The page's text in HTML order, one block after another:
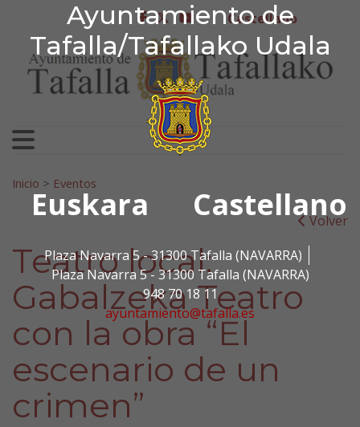
Ayuntamiento de
Tafalla/Tafallako Udala
Euskara Castellano
Plaza Navarra 5 - 31300 Tafalla (NAVARRA)
Plaza Navarra 5 - 31300 Tafalla (NAVARRA)
948 70 18 11
ayuntamiento@tafalla.es
Ir al contenido
Ayuntamiento de
facebook
twitter
youtubeCastellano
Search for:
Inicio > Eventos
Volver
Teatro local:
Gabalzeka Teatro
con la obra “El
escenario de un
crimen”